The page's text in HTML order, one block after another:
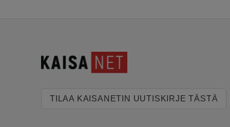
TILAA KAISANETIN UUTISKIRJE TÄSTÄ